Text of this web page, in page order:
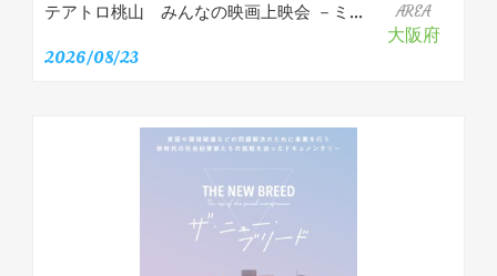
テアトロ桃山 みんなの映画上映会 －ミ... AREA
大阪府
2026/08/23